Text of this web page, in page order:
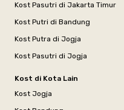
Kost Pasutri di Jakarta Timur
Kost Putri di Bandung
Kost Putra di Jogja
Kost Pasutri di Jogja
Kost di Kota Lain
Kost Jogja